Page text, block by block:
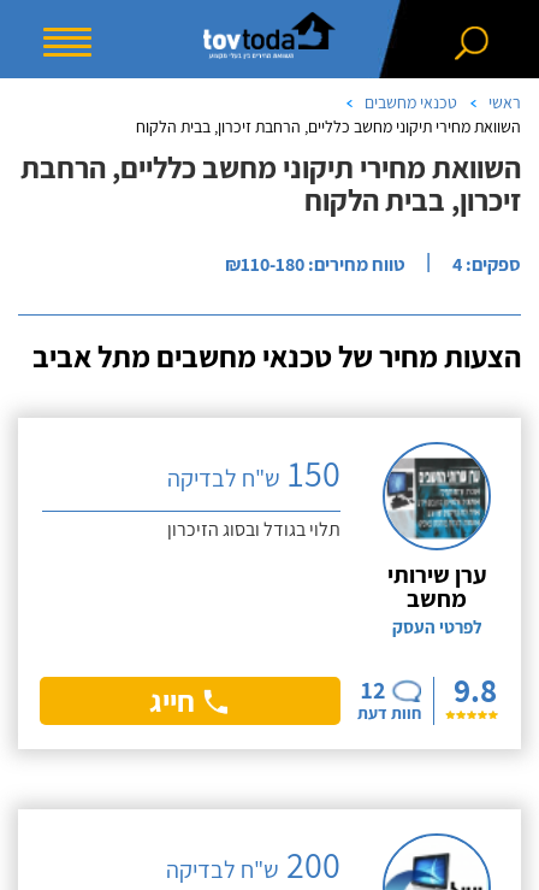
ראשי
טכנאי מחשבים
השוואת מחירי תיקוני מחשב כלליים, הרחבת זיכרון, בבית הלקוח
השוואת מחירי תיקוני מחשב כלליים, הרחבת
זיכרון, בבית הלקוח
ספקים: 4 | טווח מחירים: ₪110-180
הצעות מחיר של טכנאי מחשבים מתל אביב
ערן שירותי
מחשב
לפרטי העסק
9.8
12
חוות דעת
150 ש"ח לבדיקה
תלוי בגודל ובסוג הזיכרון
חייג
200 ש"ח לבדיקה